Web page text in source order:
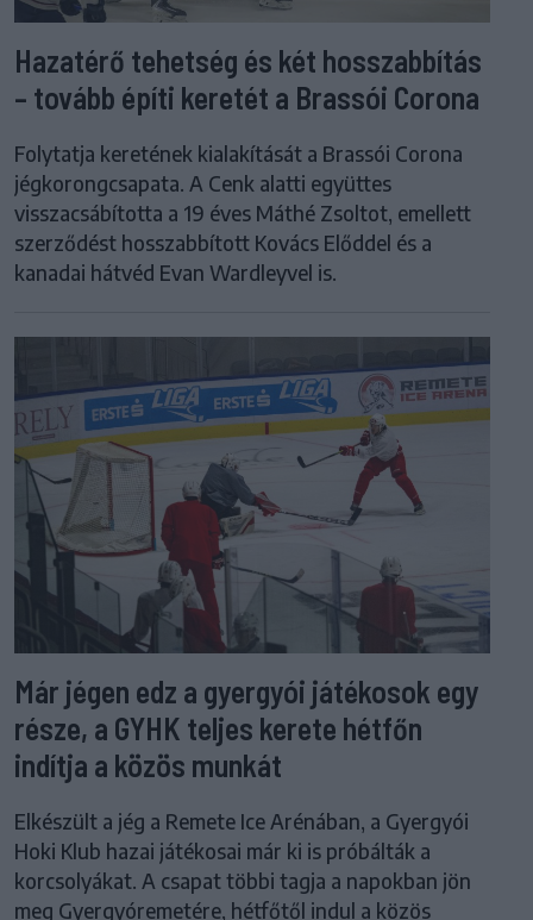
Hazatérő tehetség és két hosszabbítás
– tovább építi keretét a Brassói Corona
Folytatja keretének kialakítását a Brassói Corona
jégkorongcsapata. A Cenk alatti együttes
visszacsábította a 19 éves Máthé Zsoltot, emellett
szerződést hosszabbított Kovács Előddel és a
kanadai hátvéd Evan Wardleyvel is.
Már jégen edz a gyergyói játékosok egy
része, a GYHK teljes kerete hétfőn
indítja a közös munkát
Elkészült a jég a Remete Ice Arénában, a Gyergyói
Hoki Klub hazai játékosai már ki is próbálták a
korcsolyákat. A csapat többi tagja a napokban jön
meg Gyergyóremetére, hétfőtől indul a közös